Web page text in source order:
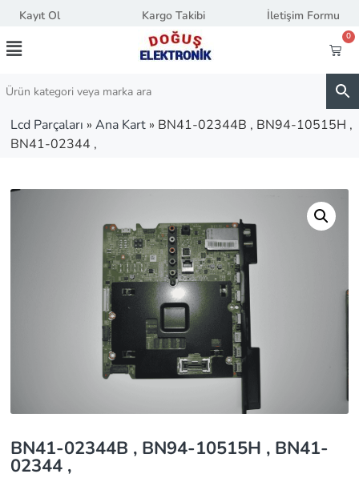
Kayıt Ol Kargo Takibi İletişim Formu
0
Lcd Parçaları » Ana Kart » BN41-02344B , BN94-10515H ,
BN41-02344 ,
BN41-02344B , BN94-10515H , BN41-
02344 ,